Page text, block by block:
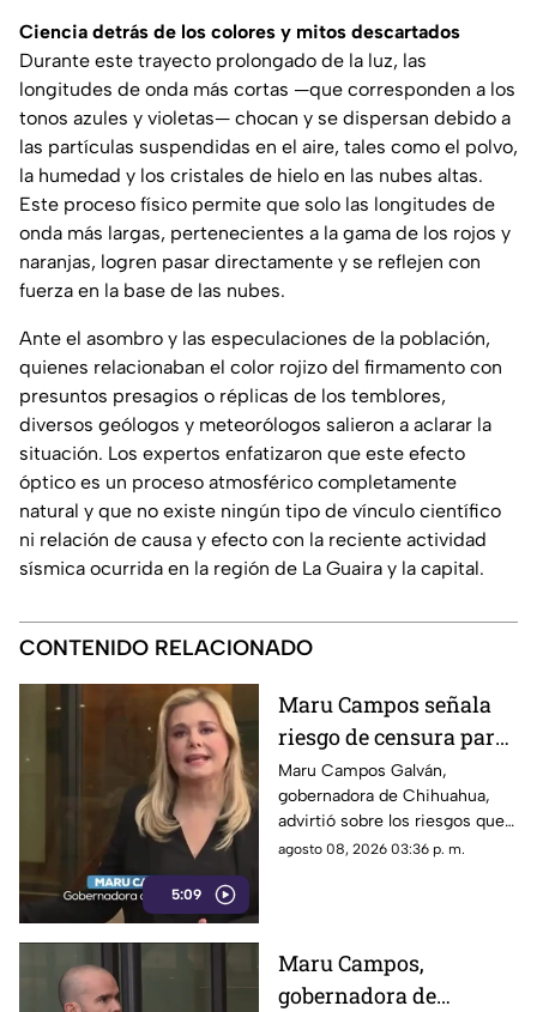
Ciencia detrás de los colores y mitos descartados
Durante este trayecto prolongado de la luz, las
longitudes de onda más cortas —que corresponden a los
tonos azules y violetas— chocan y se dispersan debido a
las partículas suspendidas en el aire, tales como el polvo,
la humedad y los cristales de hielo en las nubes altas.
Este proceso físico permite que solo las longitudes de
onda más largas, pertenecientes a la gama de los rojos y
naranjas, logren pasar directamente y se reflejen con
fuerza en la base de las nubes.
Ante el asombro y las especulaciones de la población,
quienes relacionaban el color rojizo del firmamento con
presuntos presagios o réplicas de los temblores,
diversos geólogos y meteorólogos salieron a aclarar la
situación. Los expertos enfatizaron que este efecto
óptico es un proceso atmosférico completamente
natural y que no existe ningún tipo de vínculo científico
ni relación de causa y efecto con la reciente actividad
sísmica ocurrida en la región de La Guaira y la capital.
CONTENIDO RELACIONADO
5:09
Maru Campos señala
riesgo de censura para
medios y periodistas
ante nuevos
lineamientos de
audiencias
Maru Campos Galván,
gobernadora de Chihuahua,
advirtió sobre los riesgos que
podrían representar los nuevos
utilizarse para sancionar a
medios y periodistas críticos.
agosto 08, 2026 03:36 p. m.
Maru Campos,
gobernadora de